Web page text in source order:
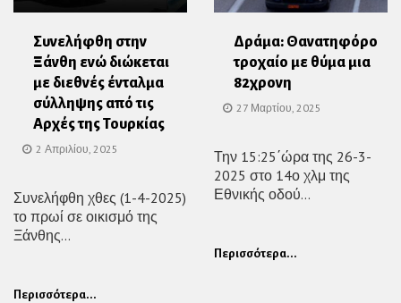
Συνελήφθη στην
Ξάνθη ενώ διώκεται
με διεθνές ένταλμα
σύλληψης από τις
Αρχές της Τουρκίας
2 Απριλίου, 2025
Συνελήφθη χθες (1-4-2025)
το πρωί σε οικισμό της
Ξάνθης...
Περισσότερα...
Δράμα: Θανατηφόρο
τροχαίο με θύμα μια
82χρονη
27 Μαρτίου, 2025
Την 15:25΄ώρα της 26-3-
2025 στο 14ο χλμ της
Εθνικής οδού...
Περισσότερα...